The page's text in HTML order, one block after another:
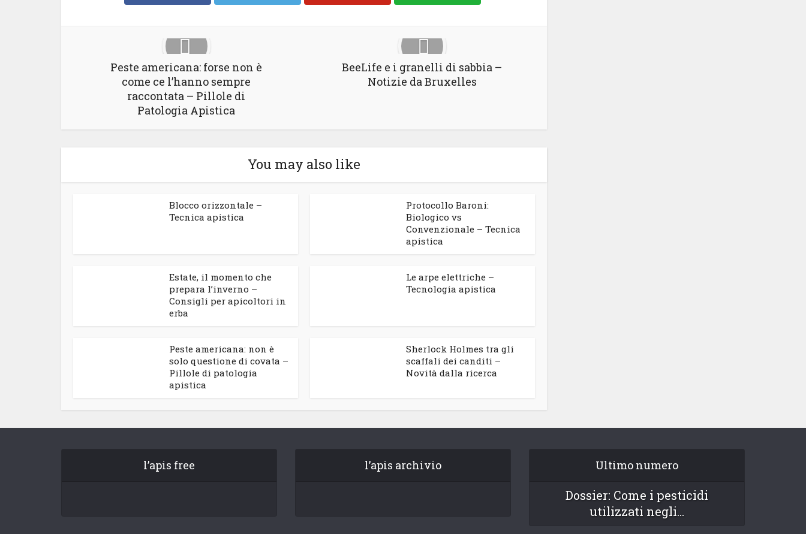
Peste americana: forse non è
come ce l’hanno sempre
raccontata – Pillole di
Patologia Apistica
BeeLife e i granelli di sabbia –
Notizie da Bruxelles
You may also like
Blocco orizzontale –
Tecnica apistica
Protocollo Baroni:
Biologico vs
Convenzionale – Tecnica
apistica
Estate, il momento che
prepara l’inverno –
Consigli per apicoltori in
erba
Le arpe elettriche –
Tecnologia apistica
Peste americana: non è
solo questione di covata –
Pillole di patologia
apistica
Sherlock Holmes tra gli
scaffali dei canditi –
Novità dalla ricerca
l’apis free l’apis archivio Ultimo numero
Dossier: Come i pesticidi
utilizzati negli...